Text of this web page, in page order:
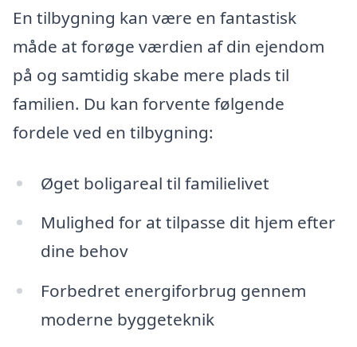
En tilbygning kan være en fantastisk
måde at forøge værdien af din ejendom
på og samtidig skabe mere plads til
familien. Du kan forvente følgende
fordele ved en tilbygning:
Øget boligareal til familielivet
Mulighed for at tilpasse dit hjem efter
dine behov
Forbedret energiforbrug gennem
moderne byggeteknik